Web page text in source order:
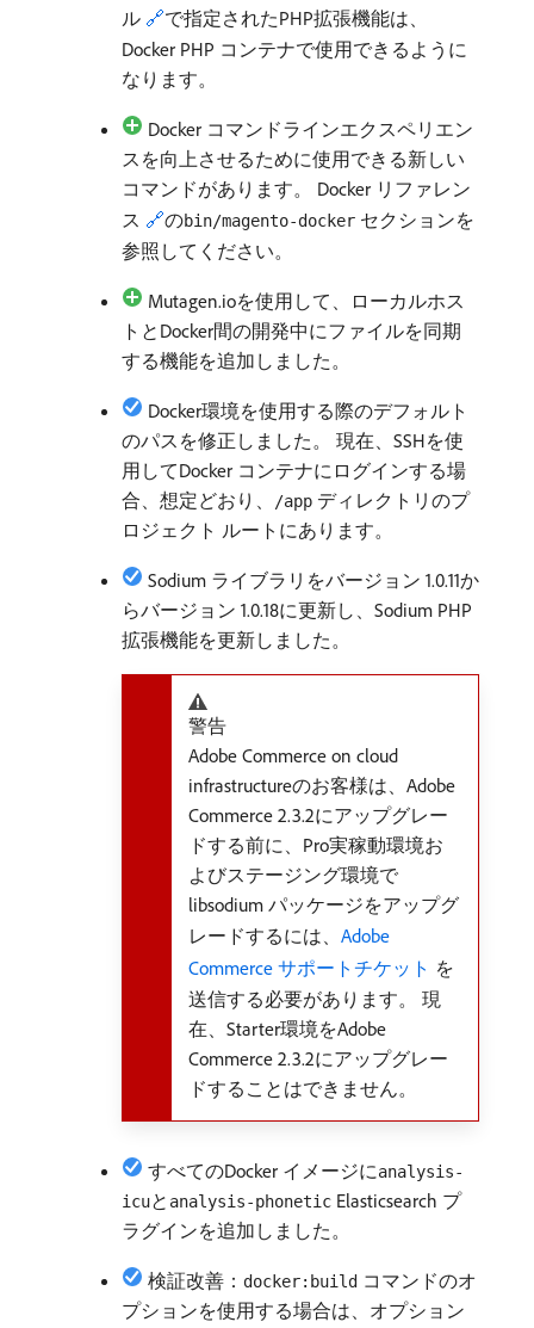
ル 🔗で指定されたPHP拡張機能は、
Docker PHP コンテナで使用できるように
なります。
Docker コマンドラインエクスペリエン
スを向上させるために使用できる新しい
コマンドがあります。 Docker リファレン
ス 🔗のbin/magento-docker セクションを
参照してください。
Mutagen.ioを使用して、ローカルホス
トとDocker間の開発中にファイルを同期
する機能を追加しました。
Docker環境を使用する際のデフォルト
のパスを修正しました。 現在、SSHを使
用してDocker コンテナにログインする場
合、想定どおり、
/app ディレクトリのプ
ロジェクト ルートにあります。
Sodium ライブラリをバージョン 1.0.11か
らバージョン 1.0.18に更新し、Sodium PHP
拡張機能を更新しました。
警告
Adobe Commerce on cloud
infrastructureのお客様は、Adobe
Commerce 2.3.2にアップグレー
ドする前に、Pro実稼動環境お
よびステージング環境で
libsodium パッケージをアップグ
レードするには、 Adobe
Commerce サポートチケット ​ を
送信する必要があります。 現
在、Starter環境をAdobe
Commerce 2.3.2にアップグレー
ドすることはできません。
すべてのDocker イメージにanalysis-
icuと analysis-phonetic Elasticsearch プ
ラグインを追加しました。
検証改善： docker:build コマンドのオ
プションを使用する場合は、オプション